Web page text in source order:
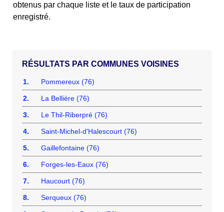
obtenus par chaque liste et le taux de participation
enregistré.
COMMUNES VOISINES
1. Pommereux (76)
2. La Bellière (76)
3. Le Thil-Riberpré (76)
4. Saint-Michel-d'Halescourt (76)
5. Gaillefontaine (76)
6. Forges-les-Eaux (76)
7. Haucourt (76)
8. Serqueux (76)